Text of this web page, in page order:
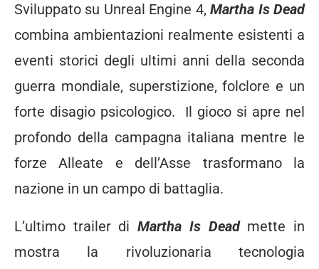
Sviluppato su Unreal Engine 4,Martha Is Dead
combina ambientazioni realmente esistenti a
eventi storici degli ultimi anni della seconda
guerra mondiale, superstizione, folclore e un
forte disagio psicologico. Il gioco si apre nel
profondo della campagna italiana mentre le
forze Alleate e dell’Asse trasformano la
nazione in un campo di battaglia.
L’ultimo trailer diMartha Is Deadmette in
mostra la rivoluzionaria tecnologia